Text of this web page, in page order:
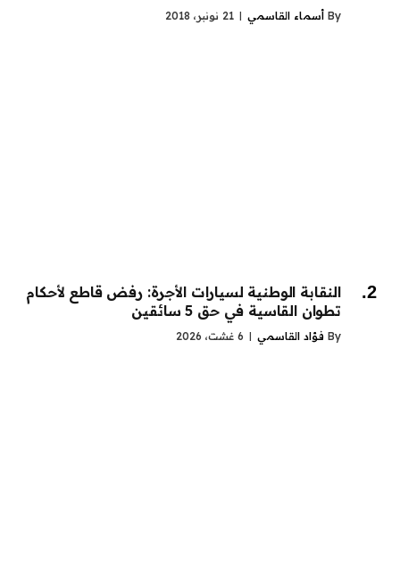
By أسماء القاسمي 21 نونبر، 2018
النقابة الوطنية لسيارات الأجرة: رفض قاطع لأحكام
تطوان القاسية في حق 5 سائقين
By فؤاد القاسمي 6 غشت، 2026